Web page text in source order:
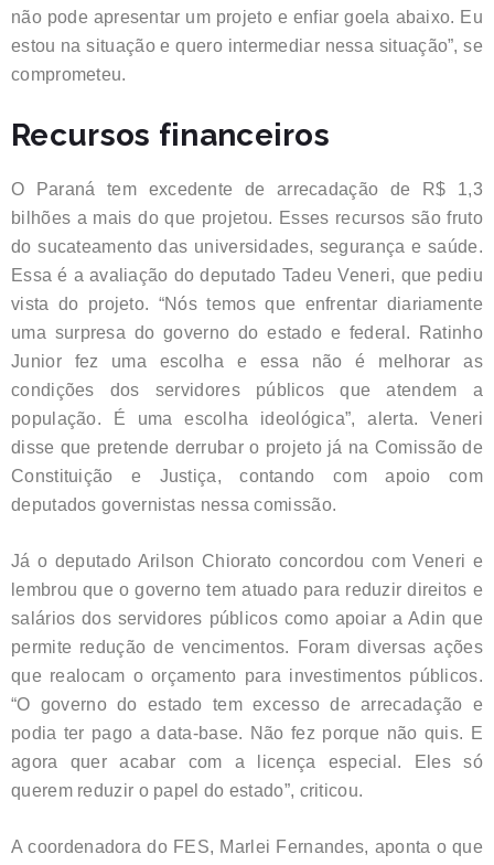
não pode apresentar um projeto e enfiar goela abaixo. Eu
estou na situação e quero intermediar nessa situação”, se
comprometeu.
Recursos financeiros
O Paraná tem excedente de arrecadação de R$ 1,3
bilhões a mais do que projetou. Esses recursos são fruto
do sucateamento das universidades, segurança e saúde.
Essa é a avaliação do deputado Tadeu Veneri, que pediu
vista do projeto. “Nós temos que enfrentar diariamente
uma surpresa do governo do estado e federal. Ratinho
Junior fez uma escolha e essa não é melhorar as
condições dos servidores públicos que atendem a
população. É uma escolha ideológica”, alerta. Veneri
disse que pretende derrubar o projeto já na Comissão de
Constituição e Justiça, contando com apoio com
deputados governistas nessa comissão.
Já o deputado Arilson Chiorato concordou com Veneri e
lembrou que o governo tem atuado para reduzir direitos e
salários dos servidores públicos como apoiar a Adin que
permite redução de vencimentos. Foram diversas ações
que realocam o orçamento para investimentos públicos.
“O governo do estado tem excesso de arrecadação e
podia ter pago a data-base. Não fez porque não quis. E
agora quer acabar com a licença especial. Eles só
querem reduzir o papel do estado”, criticou.
A coordenadora do FES, Marlei Fernandes, aponta o que